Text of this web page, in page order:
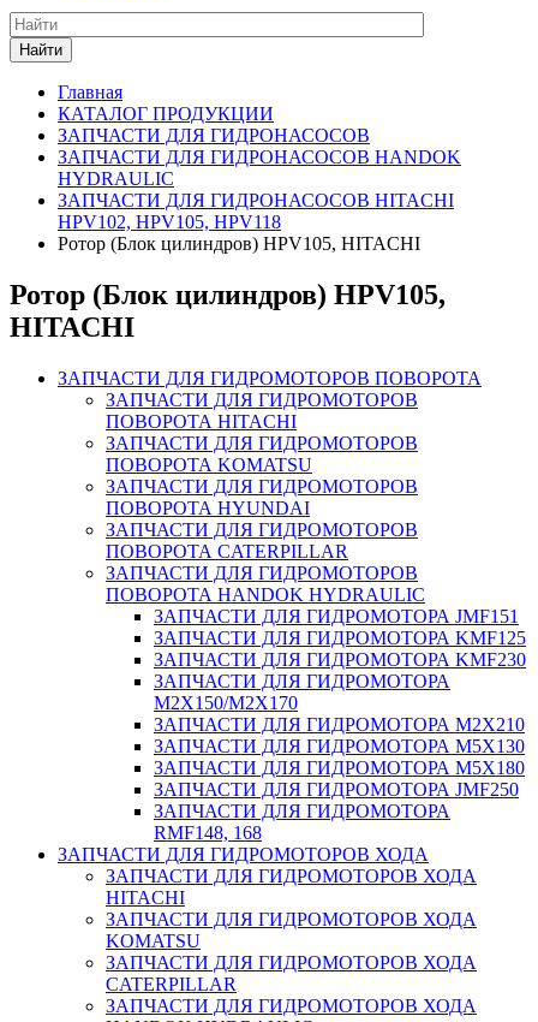
Найти
Главная
КАТАЛОГ ПРОДУКЦИИ
ЗАПЧАСТИ ДЛЯ ГИДРОНАСОСОВ
ЗАПЧАСТИ ДЛЯ ГИДРОНАСОСОВ HANDOK
HYDRAULIC
ЗАПЧАСТИ ДЛЯ ГИДРОНАСОСОВ HITACHI
HPV102, HPV105, HPV118
Ротор (Блок цилиндров) HPV105, HITACHI
Ротор (Блок цилиндров) HPV105,
HITACHI
ЗАПЧАСТИ ДЛЯ ГИДРОМОТОРОВ ПОВОРОТА
ЗАПЧАСТИ ДЛЯ ГИДРОМОТОРОВ
ПОВОРОТА HITACHI
ЗАПЧАСТИ ДЛЯ ГИДРОМОТОРОВ
ПОВОРОТА KOMATSU
ЗАПЧАСТИ ДЛЯ ГИДРОМОТОРОВ
ПОВОРОТА HYUNDAI
ЗАПЧАСТИ ДЛЯ ГИДРОМОТОРОВ
ПОВОРОТА CATERPILLAR
ЗАПЧАСТИ ДЛЯ ГИДРОМОТОРОВ
ПОВОРОТА HANDOK HYDRAULIC
ЗАПЧАСТИ ДЛЯ ГИДРОМОТОРА JMF151
ЗАПЧАСТИ ДЛЯ ГИДРОМОТОРА KMF125
ЗАПЧАСТИ ДЛЯ ГИДРОМОТОРА KMF230
ЗАПЧАСТИ ДЛЯ ГИДРОМОТОРА
M2X150/M2X170
ЗАПЧАСТИ ДЛЯ ГИДРОМОТОРА M2X210
ЗАПЧАСТИ ДЛЯ ГИДРОМОТОРА M5X130
ЗАПЧАСТИ ДЛЯ ГИДРОМОТОРА M5X180
ЗАПЧАСТИ ДЛЯ ГИДРОМОТОРА JMF250
ЗАПЧАСТИ ДЛЯ ГИДРОМОТОРА
RMF148, 168
ЗАПЧАСТИ ДЛЯ ГИДРОМОТОРОВ ХОДА
ЗАПЧАСТИ ДЛЯ ГИДРОМОТОРОВ ХОДА
HITACHI
ЗАПЧАСТИ ДЛЯ ГИДРОМОТОРОВ ХОДА
KOMATSU
ЗАПЧАСТИ ДЛЯ ГИДРОМОТОРОВ ХОДА
CATERPILLAR
ЗАПЧАСТИ ДЛЯ ГИДРОМОТОРОВ ХОДА